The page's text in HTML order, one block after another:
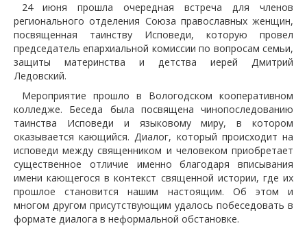
24 июня прошла очередная встреча для членов
регионального отделения Союза православных женщин,
посвященная таинству Исповеди, которую провел
председатель епархиальной комиссии по вопросам семьи,
защиты материнства и детства иерей Дмитрий
Ледовский.
Мероприятие прошло в Вологодском кооперативном
колледже. Беседа была посвящена чинопоследованию
таинства Исповеди и языковому миру, в котором
оказывается кающийся. Диалог, который происходит на
исповеди между священником и человеком приобретает
существенное отличие именно благодаря вписывания
имени кающегося в контекст священной истории, где их
прошлое становится нашим настоящим. Об этом и
многом другом присутствующим удалось побеседовать в
формате диалога в неформальной обстановке.